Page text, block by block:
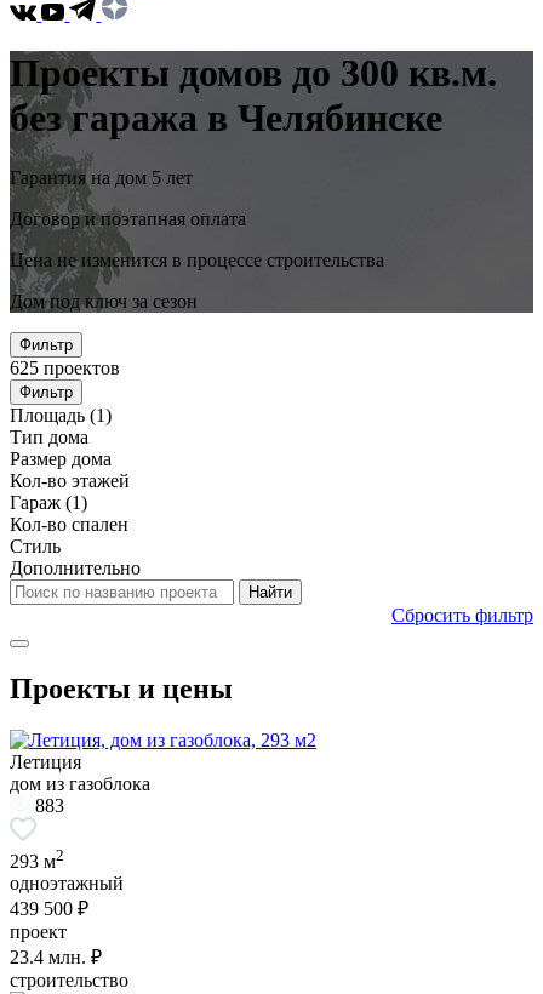
Проекты домов до 300 кв.м.
без гаража в Челябинске
Гарантия на дом 5 лет
Договор и поэтапная оплата
Цена не изменится в процессе строительства
Дом под ключ за сезон
Фильтр
625 проектов
Фильтр
Площадь (1)
Тип дома
Размер дома
Кол-во этажей
Гараж (1)
Кол-во спален
Стиль
Дополнительно
Сбросить фильтр
Проекты и цены
Летиция
дом из газоблока
883
293 м2
одноэтажный
439 500 ₽
проект
23.4 млн. ₽
строительство